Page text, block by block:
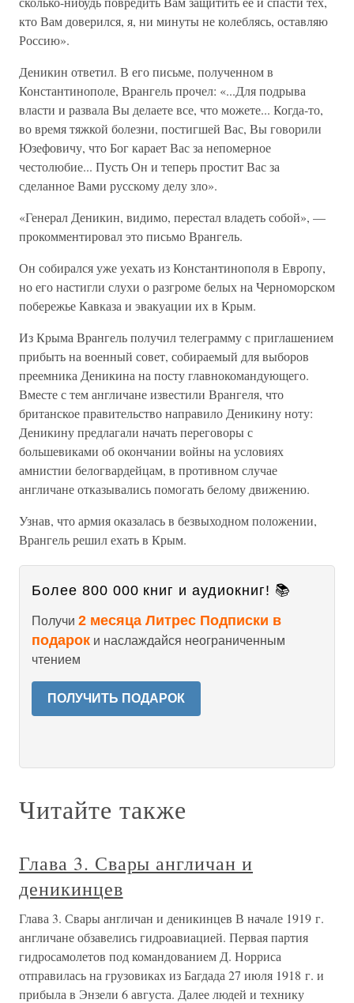
кто Вам доверился, я, ни минуты не колеблясь, оставляю
Россию».
Деникин ответил. В его письме, полученном в
Константинополе, Врангель прочел: «...Для подрыва
власти и развала Вы делаете все, что можете... Когда-то,
во время тяжкой болезни, постигшей Вас, Вы говорили
Юзефовичу, что Бог карает Вас за непомерное
честолюбие... Пусть Он и теперь простит Вас за
сделанное Вами русскому делу зло».
«Генерал Деникин, видимо, перестал владеть собой», —
прокомментировал это письмо Врангель.
Он собирался уже уехать из Константинополя в Европу,
но его настигли слухи о разгроме белых на Черноморском
побережье Кавказа и эвакуации их в Крым.
Из Крыма Врангель получил телеграмму с приглашением
прибыть на военный совет, собираемый для выборов
преемника Деникина на посту главнокомандующего.
Вместе с тем англичане известили Врангеля, что
британское правительство направило Деникину ноту:
Деникину предлагали начать переговоры с
большевиками об окончании войны на условиях
амнистии белогвардейцам, в противном случае
англичане отказывались помогать белому движению.
Узнав, что армия оказалась в безвыходном положении,
Врангель решил ехать в Крым.
Более 800 000 книг и аудиокниг! 📚
Получи 2 месяца Литрес Подписки в
подарок и наслаждайся неограниченным
чтением
ПОЛУЧИТЬ ПОДАРОК
Читайте также
Глава 3. Свары англичан и
деникинцев
Глава 3. Свары англичан и деникинцев В начале 1919 г.
англичане обзавелись гидроавиацией. Первая партия
гидросамолетов под командованием Д. Норриса
отправилась на грузовиках из Багдада 27 июля 1918 г. и
прибыла в Энзели 6 августа. Далее людей и технику